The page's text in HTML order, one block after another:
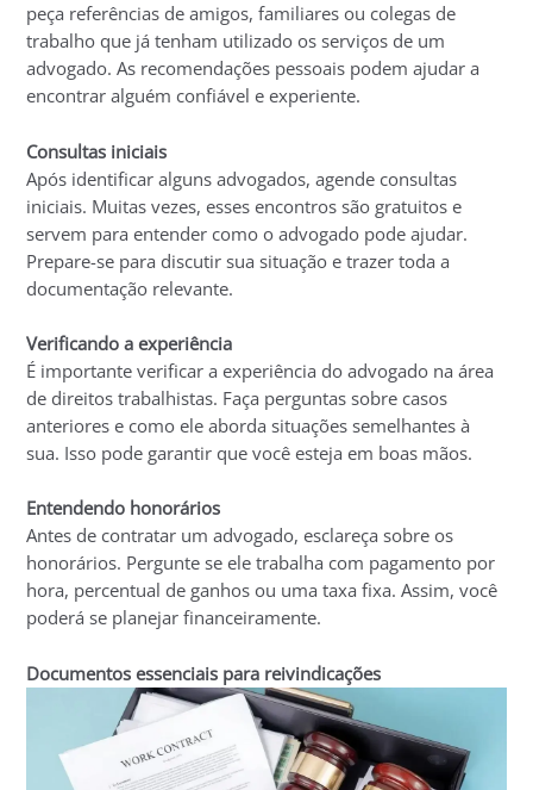
peça referências de amigos, familiares ou colegas de
trabalho que já tenham utilizado os serviços de um
advogado. As recomendações pessoais podem ajudar a
encontrar alguém confiável e experiente.
Consultas iniciais
Após identificar alguns advogados, agende consultas
iniciais. Muitas vezes, esses encontros são gratuitos e
servem para entender como o advogado pode ajudar.
Prepare-se para discutir sua situação e trazer toda a
documentação relevante.
Verificando a experiência
É importante verificar a experiência do advogado na área
de direitos trabalhistas. Faça perguntas sobre casos
anteriores e como ele aborda situações semelhantes à
sua. Isso pode garantir que você esteja em boas mãos.
Entendendo honorários
Antes de contratar um advogado, esclareça sobre os
honorários. Pergunte se ele trabalha com pagamento por
hora, percentual de ganhos ou uma taxa fixa. Assim, você
poderá se planejar financeiramente.
Documentos essenciais para reivindicações